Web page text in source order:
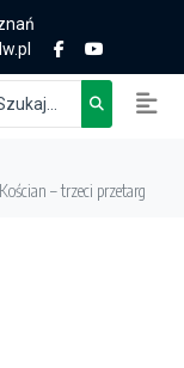
– trzeci przetarg